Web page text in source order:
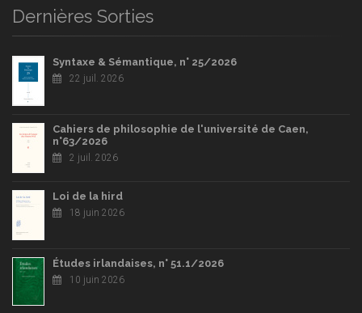
Dernières Sorties
Syntaxe & Sémantique, n° 25/2026
22 juil. 2026
Cahiers de philosophie de l'université de Caen,
n°63/2026
2 juil. 2026
Loi de la hird
18 juin 2026
Études irlandaises, n° 51.1/2026
10 juin 2026